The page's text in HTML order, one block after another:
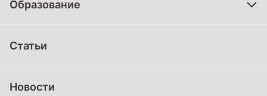
Образование
Статьи
Новости